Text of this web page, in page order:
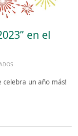
en el
celebra un año más!